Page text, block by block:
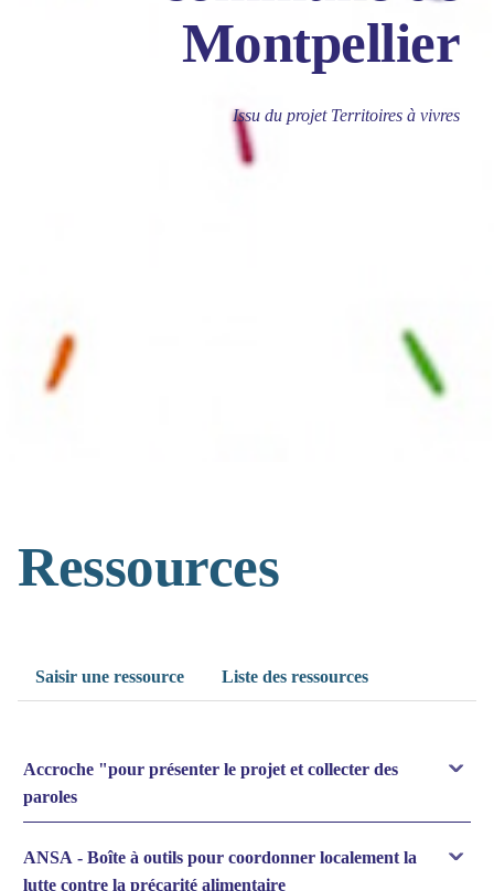
Montpellier
Issu du projet Territoires à vivres
Ressources
Saisir une ressource Liste des ressources
Accroche "pour présenter le projet et collecter des
paroles
ANSA - Boîte à outils pour coordonner localement la
lutte contre la précarité alimentaire